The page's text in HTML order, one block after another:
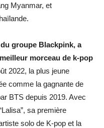
Myanmar, et
groupe Blackpink, a
morceau de k-pop
2022, la plus jeune
comme la gagnante de
BTS depuis 2019. Avec
sa première
solo de K-pop et la